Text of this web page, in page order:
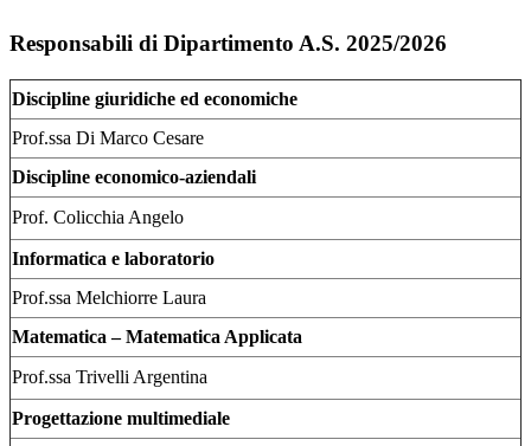
Responsabili di Dipartimento A.S. 2025/2026
Discipline giuridiche ed economiche
Prof.ssa Di Marco Cesare
Discipline economico-aziendali
Prof. Colicchia Angelo
Informatica e laboratorio
Prof.ssa Melchiorre Laura
Matematica – Matematica Applicata
Prof.ssa Trivelli Argentina
Progettazione multimediale